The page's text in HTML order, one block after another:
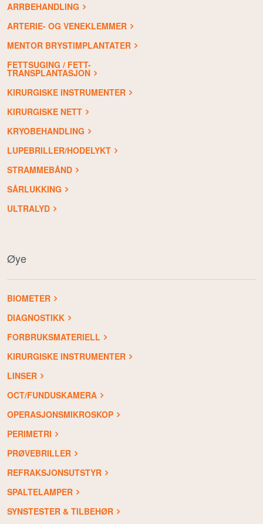
ARRBEHANDLING
ARTERIE- OG VENEKLEMMER
MENTOR BRYSTIMPLANTATER
FETTSUGING / FETT-
TRANSPLANTASJON
KIRURGISKE INSTRUMENTER
KIRURGISKE NETT
KRYOBEHANDLING
LUPEBRILLER/HODELYKT
STRAMMEBÅND
SÅRLUKKING
ULTRALYD
Øye
BIOMETER
DIAGNOSTIKK
FORBRUKSMATERIELL
KIRURGISKE INSTRUMENTER
LINSER
OCT/FUNDUSKAMERA
OPERASJONSMIKROSKOP
PERIMETRI
PRØVEBRILLER
REFRAKSJONSUTSTYR
SPALTELAMPER
SYNSTESTER & TILBEHØR